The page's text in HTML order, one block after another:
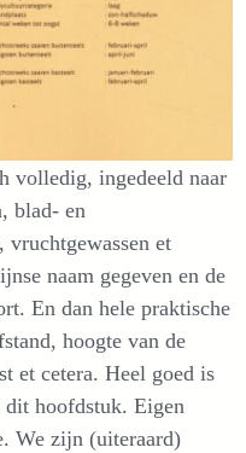
volledig, ingedeeld naar
blad- en
vruchtgewassen et
naam gegeven en de
En dan hele praktische
hoogte van de
et cetera. Heel goed is
dit hoofdstuk. Eigen
We zijn (uiteraard)